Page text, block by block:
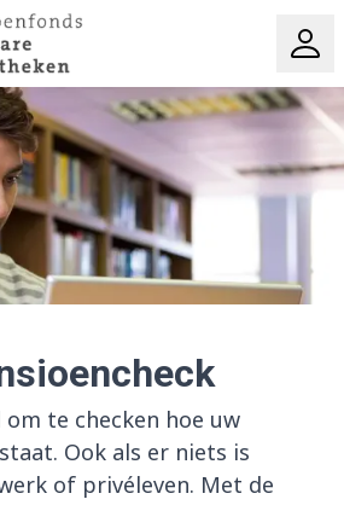
te checken hoe uw
Ook als er niets is
of privéleven. Met de